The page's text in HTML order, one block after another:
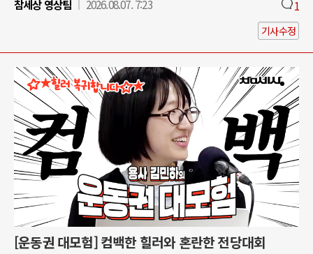
참세상 영상팀
2026.08.07. 7:23 1
기사수정
[운동권 대모험] 컴백한 힐러와 혼란한 전당대회